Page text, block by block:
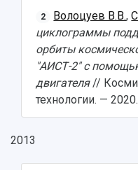
2 Волоцуев В.В.,
циклограммы
орбиты
"АИСТ-2" с
двигателя//
технологии. —
2013